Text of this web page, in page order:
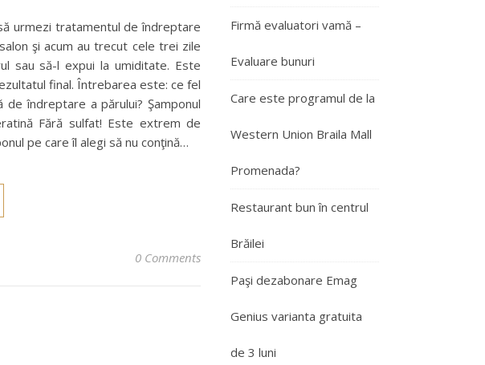
urmezi tratamentul de îndreptare
şi acum au trecut cele trei zile
sau să-l expui la umiditate. Este
final. Întrebarea este: ce fel
îndreptare a părului? Şamponul
Fără sulfat! Este extrem de
pe care îl alegi să nu conţină…
0 Comments
Firmă evaluatori vamă –
Evaluare bunuri
Care este programul de la
Western Union Braila Mall
Promenada?
Restaurant bun în centrul
Brăilei
Paşi dezabonare Emag
Genius varianta gratuita
de 3 luni